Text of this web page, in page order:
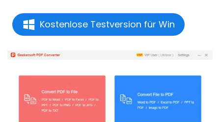
Kostenlose Testversion für Win